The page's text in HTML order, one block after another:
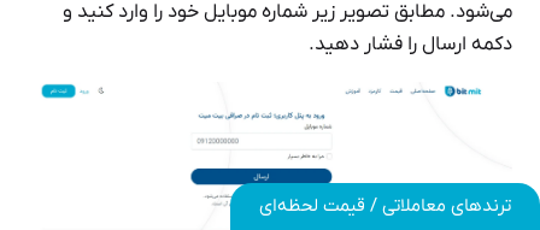
می‌شود. مطابق تصویر زیر شماره موبایل خود را وارد کنید و
دکمه ارسال را فشار دهید.
ترندهای معاملاتی / قیمت لحظه‌ای